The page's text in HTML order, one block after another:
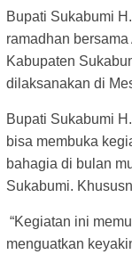
Bupati Sukabumi
ramadhan
Kabupaten
dilaksanakan di
Bupati Sukabumi
bisa membuka
bahagia di bulan
Sukabumi.
“Kegiatan ini
menguatkan